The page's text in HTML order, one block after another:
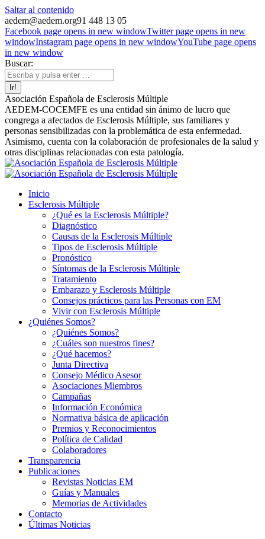
Saltar al contenido
aedem@aedem.org91 448 13 05
Facebook page opens in new windowTwitter page opens in new
windowInstagram page opens in new windowYouTube page opens
in new window
Buscar:
Asociación Española de Esclerosis Múltiple
AEDEM-COCEMFE es una entidad sin ánimo de lucro que
congrega a afectados de Esclerosis Múltiple, sus familiares y
personas sensibilizadas con la problemática de esta enfermedad.
Asimismo, cuenta con la colaboración de profesionales de la salud y
otras disciplinas relacionadas con esta patología.
Inicio
Esclerosis Múltiple
¿Qué es la Esclerosis Múltiple?
Diagnóstico
Causas de la Esclerosis Múltiple
Tipos de Esclerosis Múltiple
Pronóstico
Síntomas de la Esclerosis Múltiple
Tratamiento
Embarazo y Esclerosis Múltiple
Consejos prácticos para las Personas con EM
Vivir con Esclerosis Múltiple
¿Quiénes Somos?
¿Quiénes Somos?
¿Cuáles son nuestros fines?
¿Qué hacemos?
Junta Directiva
Consejo Médico Asesor
Asociaciones Miembros
Campañas
Información Económica
Normativa básica de aplicación
Premios y Reconocimientos
Política de Calidad
Colaboradores
Transparencia
Publicaciones
Revistas Noticias EM
Guías y Manuales
Memorias de Actividades
Contacto
Últimas Noticias